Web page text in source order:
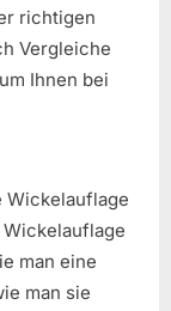
richtigen
Vergleiche
Ihnen bei
Wickelauflage
man eine
man sie